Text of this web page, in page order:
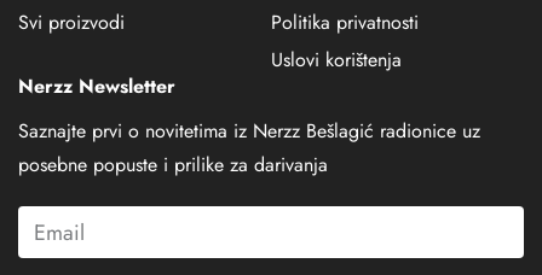
Svi proizvodi
Politika privatnosti
Uslovi korištenja
Nerzz Newsletter
Saznajte prvi o novitetima iz Nerzz Bešlagić radionice uz
posebne popuste i prilike za darivanja